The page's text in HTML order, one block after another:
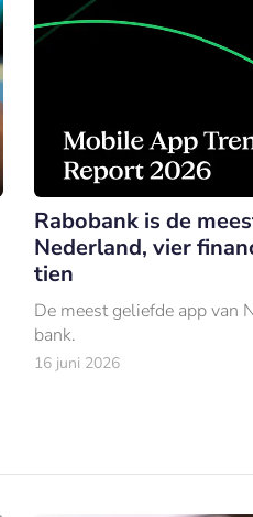
Rabobank is de
Nederland, vier
tien
De meest geliefde app van
bank.
16 juni 2026